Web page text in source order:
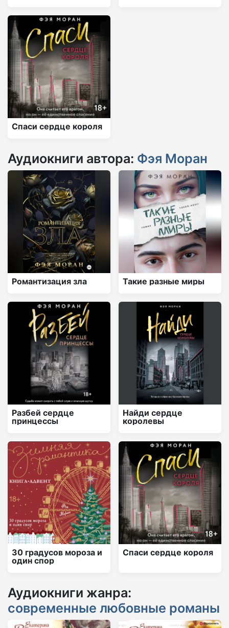
Спаси сердце короля
Аудиокниги автора: Фэя Моран
Романтизация зла Такие разные миры
Разбей сердце
принцессы
Найди сердце
королевы
30 градусов мороза и
один спор
Спаси сердце короля
Аудиокниги жанра:
современные любовные романы